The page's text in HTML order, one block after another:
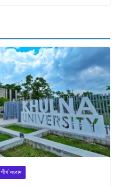
শীর্ষ সংবাদ